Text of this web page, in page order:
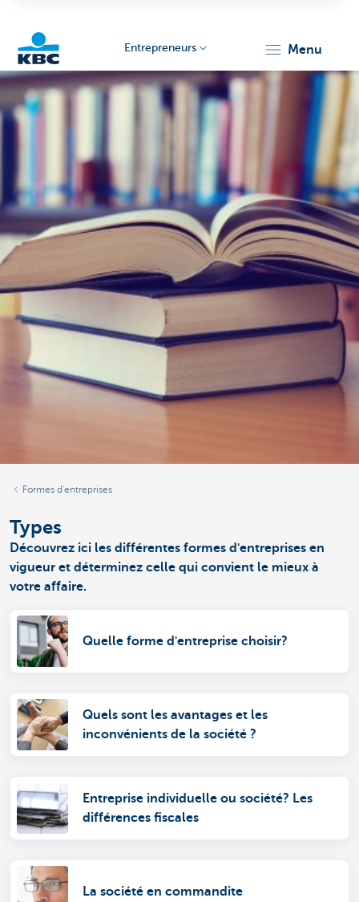
KBC
Entrepreneurs
Entrepreneurs menu
Formes d'entreprises
Types
Découvrez ici les différentes formes d'entreprises en
vigueur et déterminez celle qui convient le mieux à
votre affaire.
Quelle forme d'entreprise choisir?
Quels sont les avantages et les
inconvénients de la société ?
Entreprise individuelle ou société? Les
différences fiscales
La société en commandite